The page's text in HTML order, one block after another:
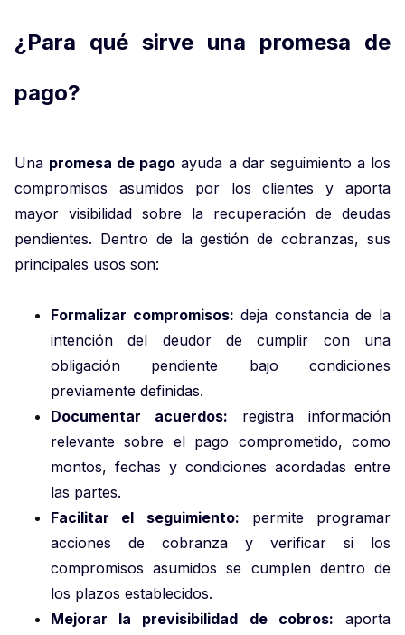
¿Para qué sirve una promesa de
pago?
Una promesa de pago ayuda a dar seguimiento a los
compromisos asumidos por los clientes y aporta
mayor visibilidad sobre la recuperación de deudas
pendientes. Dentro de la gestión de cobranzas, sus
principales usos son:
Formalizar compromisos: deja constancia de la
intención del deudor de cumplir con una
obligación pendiente bajo condiciones
previamente definidas.
Documentar acuerdos: registra información
relevante sobre el pago comprometido, como
montos, fechas y condiciones acordadas entre
las partes.
Facilitar el seguimiento: permite programar
acciones de cobranza y verificar si los
compromisos asumidos se cumplen dentro de
los plazos establecidos.
Mejorar la previsibilidad de cobros: aporta